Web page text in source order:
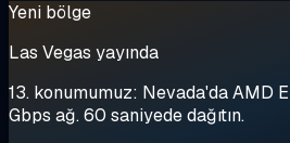
Yeni bölge
Las Vegas yayında
13. konumumuz: Nevada'da AMD
Gbps ağ. 60 saniyede dağıtın.